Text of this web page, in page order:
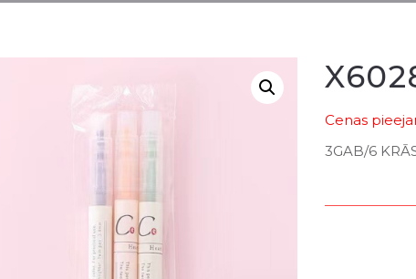
Cenas
3GAB/6